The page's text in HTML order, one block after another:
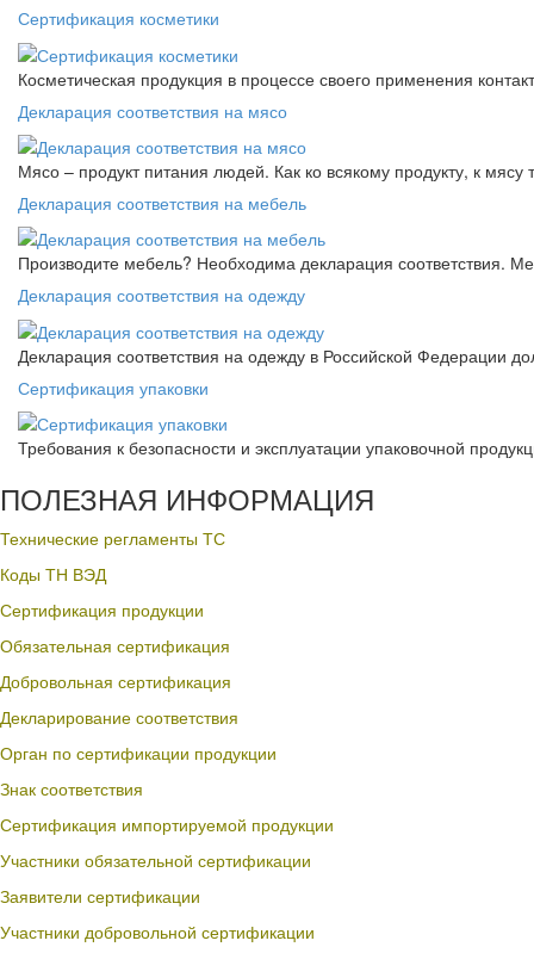
Сертификация косметики
Косметическая продукция в процессе своего применения
Декларация соответствия на мясо
Мясо – продукт питания людей. Как ко всякому продукту, к мясу
Декларация соответствия на мебель
Производите мебель? Необходима декларация соответствия.
Декларация соответствия на одежду
Декларация соответствия на одежду в Российской Федерации
Сертификация упаковки
Требования к безопасности и эксплуатации упаковочной
ПОЛЕЗНАЯ ИНФОРМАЦИЯ
Технические регламенты ТС
Коды ТН ВЭД
Сертификация продукции
Обязательная сертификация
Добровольная сертификация
Декларирование соответствия
Орган по сертификации продукции
Знак соответствия
Сертификация импортируемой продукции
Участники обязательной сертификации
Заявители сертификации
Участники добровольной сертификации